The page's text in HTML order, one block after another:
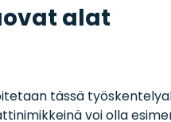
alat
tässä
voi olla